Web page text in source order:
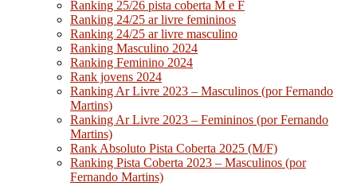
Ranking 25/26 pista coberta M e F
Ranking 24/25 ar livre femininos
Ranking 24/25 ar livre masculino
Ranking Masculino 2024
Ranking Feminino 2024
Rank jovens 2024
Ranking Ar Livre 2023 – Masculinos (por Fernando
Martins)
Ranking Ar Livre 2023 – Femininos (por Fernando
Martins)
Rank Absoluto Pista Coberta 2025 (M/F)
Ranking Pista Coberta 2023 – Masculinos (por
Fernando Martins)